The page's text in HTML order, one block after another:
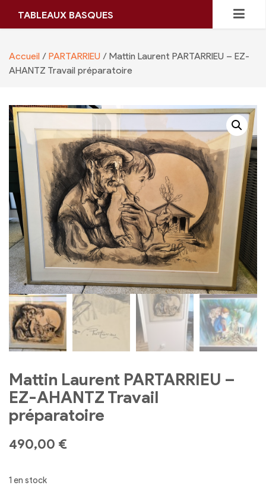
TABLEAUX BASQUES
Accueil / PARTARRIEU / Mattin Laurent PARTARRIEU – EZ-
AHANTZ Travail préparatoire
Mattin Laurent PARTARRIEU –
EZ-AHANTZ Travail
préparatoire
490,00 €
1 en stock